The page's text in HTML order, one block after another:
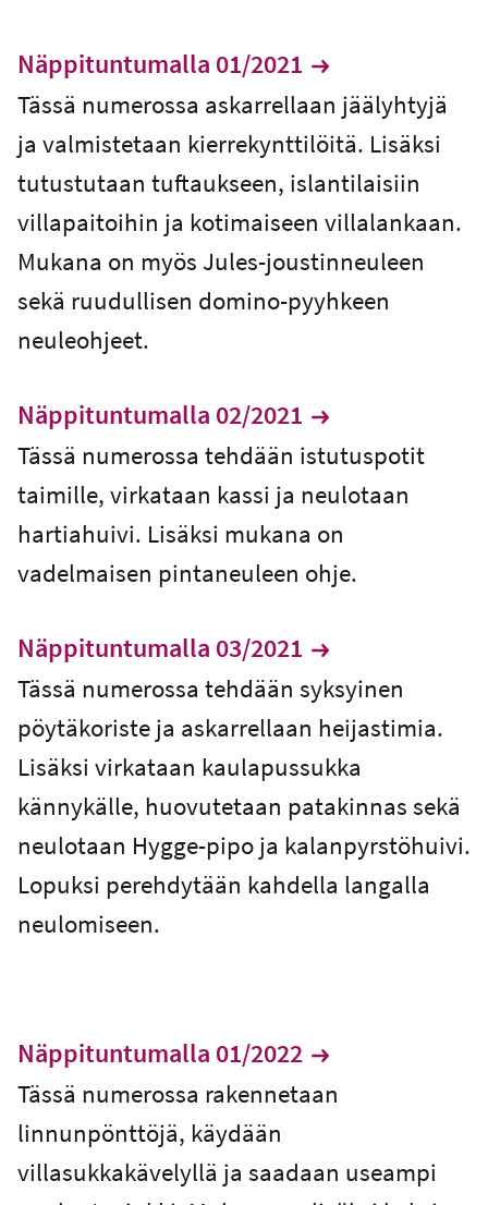
Näppituntumalla 01/2021
Tässä numerossa askarrellaan jäälyhtyjä
ja valmistetaan kierrekynttilöitä. Lisäksi
tutustutaan tuftaukseen, islantilaisiin
villapaitoihin ja kotimaiseen villalankaan.
Mukana on myös Jules-joustinneuleen
sekä ruudullisen domino-pyyhkeen
neuleohjeet.
Näppituntumalla 02/2021
Tässä numerossa tehdään istutuspotit
taimille, virkataan kassi ja neulotaan
hartiahuivi. Lisäksi mukana on
vadelmaisen pintaneuleen ohje.
Näppituntumalla 03/2021
Tässä numerossa tehdään syksyinen
pöytäkoriste ja askarrellaan heijastimia.
Lisäksi virkataan kaulapussukka
kännykälle, huovutetaan patakinnas sekä
neulotaan Hygge-pipo ja kalanpyrstöhuivi.
Lopuksi perehdytään kahdella langalla
neulomiseen.
Näppituntumalla 01/2022
Tässä numerossa rakennetaan
linnunpönttöjä, käydään
villasukkakävelyllä ja saadaan useampi